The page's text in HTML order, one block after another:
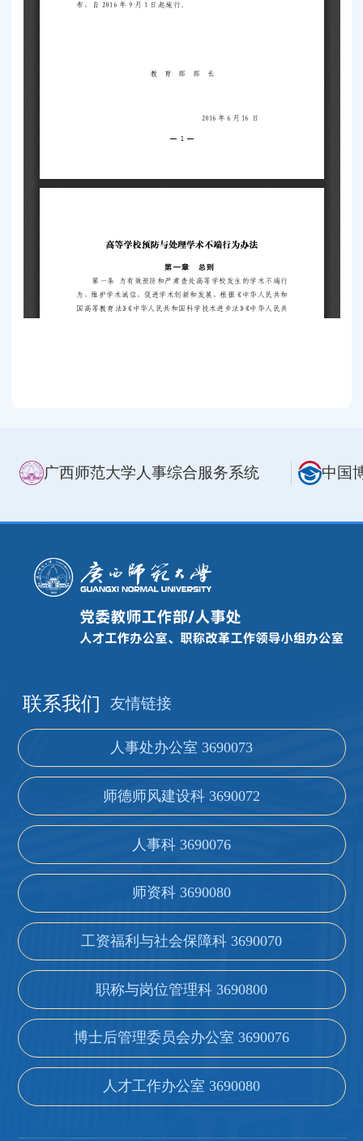
广西师范大学人事综合服务系统 中国
联系我们 友情链接
人事处办公室 3690073
师德师风建设科 3690072
人事科 3690076
师资科 3690080
工资福利与社会保障科 3690070
职称与岗位管理科 3690800
博士后管理委员会办公室 3690076
人才工作办公室 3690080